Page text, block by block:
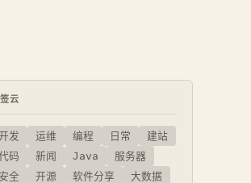
云
发 运维 编程 日常
建站
码
新闻 Java
服务器
安全
开源 软件分享
大数据